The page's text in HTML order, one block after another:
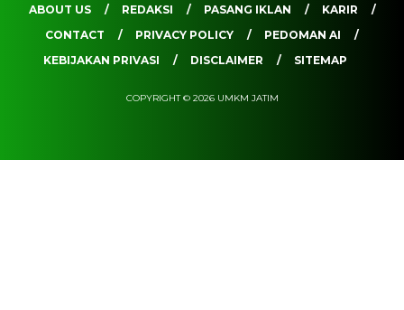
ABOUT US REDAKSI PASANG IKLAN
KARIR
CONTACT
PRIVACY POLICY
PEDOMAN AI
KEBIJAKAN PRIVASI
DISCLAIMER SITEMAP
COPYRIGHT © 2026 UMKM JATIM